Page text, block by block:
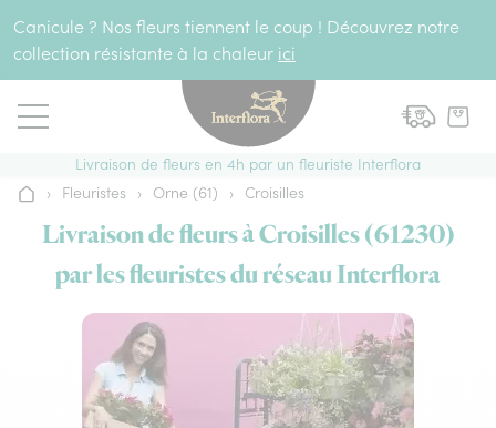
Canicule ? Nos fleurs tiennent le coup ! Découvrez notre
collection résistante à la chaleur ici
Livraison de fleurs en 4h par un fleuriste Interflora
Accueil
› Fleuristes › Orne (61) › Croisilles
Livraison de fleurs à Croisilles (61230)
par les fleuristes du réseau Interflora